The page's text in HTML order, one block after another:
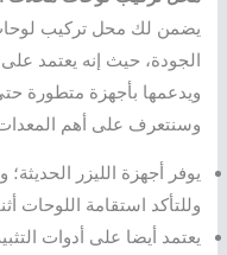
يضمن لك محل تركيب لوحات
الجودة، حيث إنه يعتمد
ويدعمها بأجهزة متطورة
وسنتعرف على أهم المعدات
يوفر أجهزة الليزر
وللتأكد استقامة اللوحات
يعتمد أيضا على أدوات